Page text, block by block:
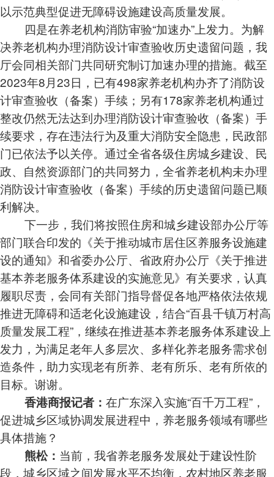
以示范典型促进无障碍设施建设高质量发展。
四是在养老机构消防审验“加速办”上发力。为解
决养老机构办理消防设计审查验收历史遗留问题，我
厅会同相关部门共同研究制订加速办理的措施。截至
2023年8月23日，已有498家养老机构办齐了消防设
计审查验收（备案）手续；另有178家养老机构通过
整改仍然无法达到办理消防设计审查验收（备案）手
续要求，存在违法行为及重大消防安全隐患，民政部
门已依法予以关停。通过全省各级住房城乡建设、民
政、自然资源部门的共同努力，全省养老机构未办理
消防设计审查验收（备案）手续的历史遗留问题已顺
利解决。
下一步，我们将按照住房和城乡建设部办公厅等
部门联合印发的《关于推动城市居住区养服务设施建
设的通知》和省委办公厅、省政府办公厅《关于推进
基本养老服务体系建设的实施意见》有关要求，认真
履职尽责，会同有关部门指导督促各地严格依法依规
推进无障碍和适老化设施建设，结合“百县千镇万村高
质量发展工程”，继续在推进基本养老服务体系建设上
发力，为满足老年人多层次、多样化养老服务需求创
造条件，助力实现老有所养、老有所乐、老有所依的
目标。谢谢。
香港商报记者： 在广东深入实施“百千万工程”，
促进城乡区域协调发展进程中，养老服务领域有哪些
具体措施？
熊松： 当前，我省养老服务发展处于建设性阶
段，城乡区域之间发展水平不均衡，农村地区养老服